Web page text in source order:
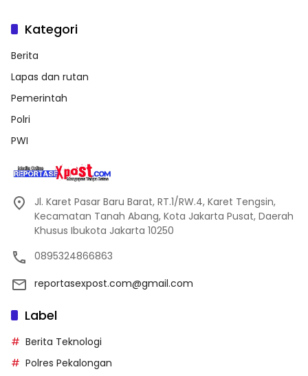
Kategori
Berita
Lapas dan rutan
Pemerintah
Polri
PWI
Jl. Karet Pasar Baru Barat, RT.1/RW.4, Karet Tengsin,
Kecamatan Tanah Abang, Kota Jakarta Pusat, Daerah
Khusus Ibukota Jakarta 10250
0895324866863
reportasexpost.com@gmail.com
Label
Berita Teknologi
Polres Pekalongan